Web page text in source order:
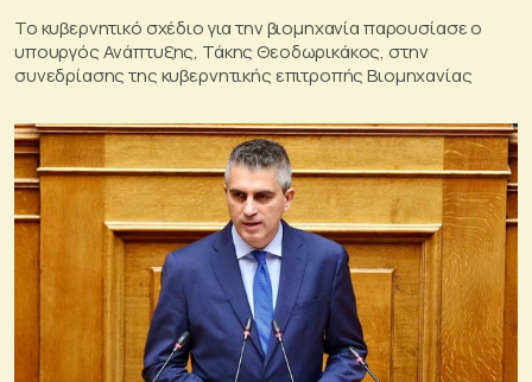
Το κυβερνητικό σχέδιο για την βιομηχανία παρουσίασε ο
υπουργός Ανάπτυξης, Τάκης Θεοδωρικάκος, στην
συνεδρίασης της κυβερνητικής επιτροπής Βιομηχανίας